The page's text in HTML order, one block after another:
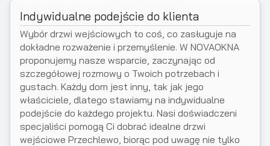
Indywidualne podejście do klienta
Wybór drzwi wejściowych to coś, co zasługuje na
dokładne rozważenie i przemyślenie. W NOVAOKNA
proponujemy nasze wsparcie, zaczynając od
szczegółowej rozmowy o Twoich potrzebach i
gustach. Każdy dom jest inny, tak jak jego
właściciele, dlatego stawiamy na indywidualne
podejście do każdego projektu. Nasi doświadczeni
specjaliści pomogą Ci dobrać idealne drzwi
wejściowe Przechlewo, biorąc pod uwagę nie tylko